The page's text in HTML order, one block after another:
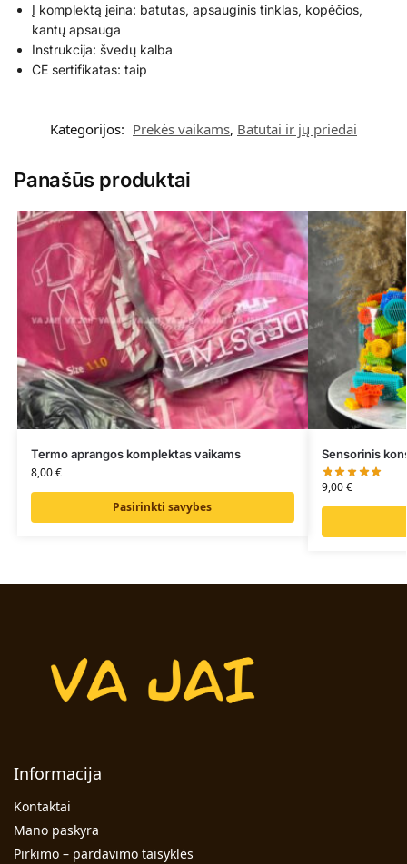
Į komplektą įeina: batutas, apsauginis tinklas, kopėčios,
kantų apsauga
Instrukcija: švedų kalba
CE sertifikatas: taip
Kategorijos: Prekės vaikams, Batutai ir jų priedai
Panašūs produktai
Termo aprangos komplektas vaikams
8,00€
Pasirinkti savybes
Sensorinis
9,00€
Informacija
Kontaktai
Mano paskyra
Pirkimo – pardavimo taisyklės